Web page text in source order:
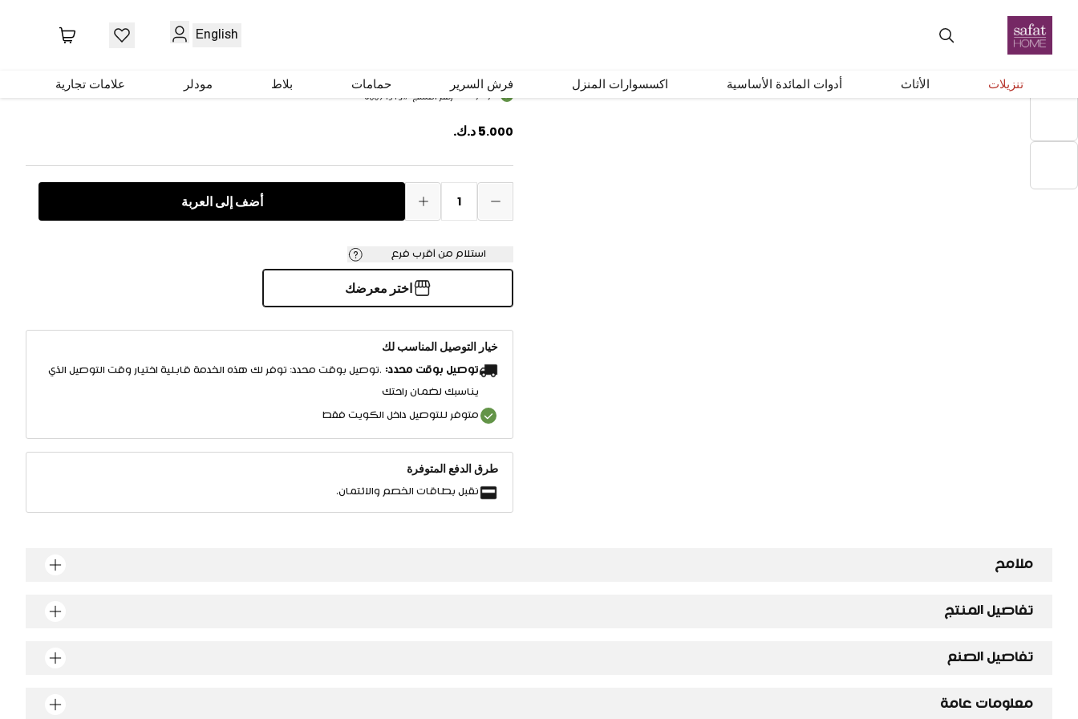
English
تنزيلات الأثاث أدوات المائدة الأساسية اكسسوارات المنزل فرش السرير حمامات بلاط مودلر علامات تجارية
رقم المنتج #
60094513
5.000 د.ك.
1 أضف إلى العربة
استلام من أقرب فرع
اختر معرضك
خيار التوصيل المناسب لك
توصيل بوقت محدد: .توصيل بوقت محدد: توفر لك هذه الخدمة قابلية اختيار وقت التوصيل الذي
يناسبك لضمان راحتك
متوفر للتوصيل داخل الكويت فقط
طرق الدفع المتوفرة
نقبل بطاقات الخصم والائتمان.
ملامح
تفاصيل المنتج
تفاصيل الصنع
معلومات عامة